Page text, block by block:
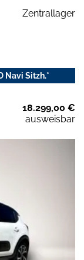
Zentrallager
Navi Sitzh.*
18.299,00 €
ausweisbar